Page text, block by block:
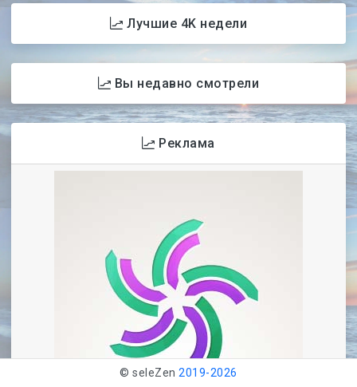
Лучшие 4K недели
Вы недавно смотрели
Реклама
© seleZen2019-2026